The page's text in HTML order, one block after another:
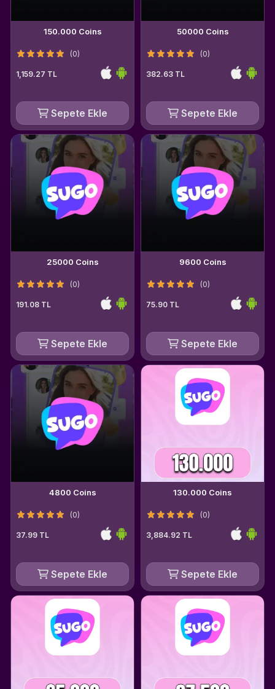
150.000 Coins
(0)
1,159.27 TL
Sepete Ekle
50000 Coins
(0)
382.63 TL
Sepete Ekle
25000 Coins
(0)
191.08 TL
Sepete Ekle
9600 Coins
(0)
75.90 TL
Sepete Ekle
4800 Coins
(0)
37.99 TL
Sepete Ekle
130.000 Coins
(0)
3,884.92 TL
Sepete Ekle